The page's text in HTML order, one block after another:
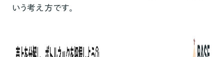
いう考え方です。